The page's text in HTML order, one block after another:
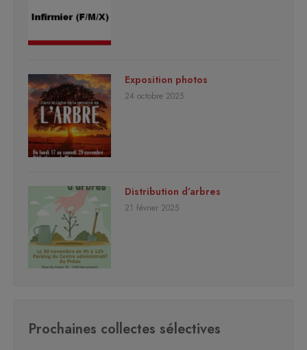
Exposition photos
24 octobre 2025
Distribution d’arbres
21 février 2025
Prochaines collectes sélectives